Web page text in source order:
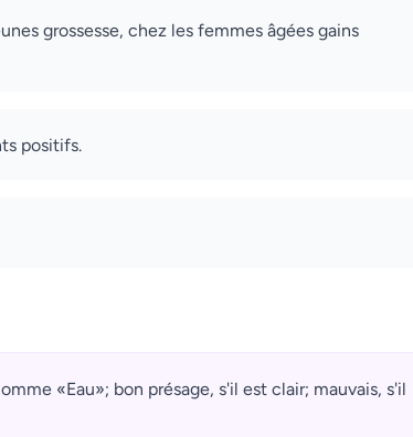
grossesse, chez les femmes âgées gains
positifs.
«Eau»; bon présage, s'il est clair; mauvais, s'il